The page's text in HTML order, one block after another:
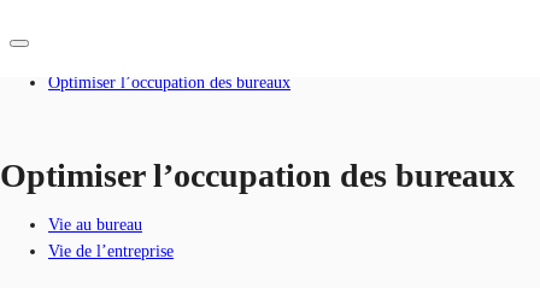
Blog
Données marchés
Pourquoi JLL?
Optimiser l’occupation des bureaux
Optimiser l’occupation des bureaux
Vie au bureau
Vie de l’entreprise